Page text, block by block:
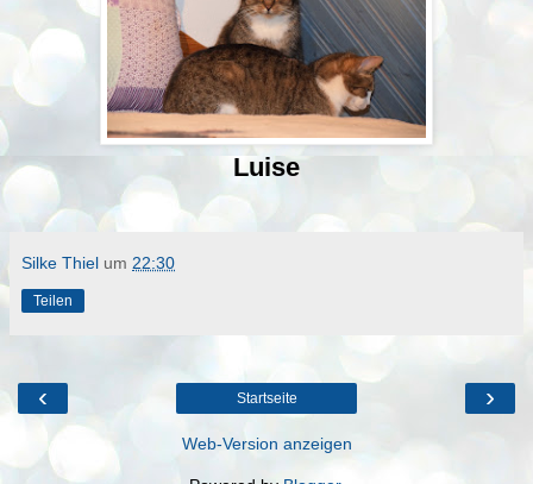
Luise
Silke Thiel um 22:30
Teilen
‹ ›
Startseite
Web-Version anzeigen